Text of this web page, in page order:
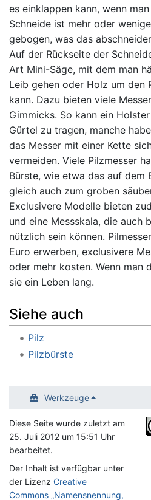
es einklappen kann, wenn
Schneide ist mehr oder
gebogen, was das
Auf der Rückseite der
Art Mini-Säge, mit dem man
Leib gehen oder Holz um den
kann. Dazu bieten viele
Gimmicks. So kann ein
Gürtel zu tragen, manche
das Messer mit einer Kette
vermeiden. Viele Pilzmesser
Bürste, wie etwa das auf dem
gleich auch zum groben
Exclusivere Modelle bieten
und eine Messskala, die auch
nützlich sein können.
Euro erwerben, exclusivere
oder mehr kosten. Wenn man
sie ein Leben lang.
Siehe auch
Pilz
Pilzbürste
Werkzeuge
Diese Seite wurde zuletzt am
25. Juli 2012 um 15:51 Uhr
bearbeitet.
Der Inhalt ist verfügbar unter
der Lizenz Creative
Commons „Namensnennung,